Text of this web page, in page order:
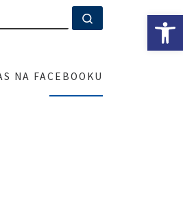
SZUKAJ
NA FACEBOOKU